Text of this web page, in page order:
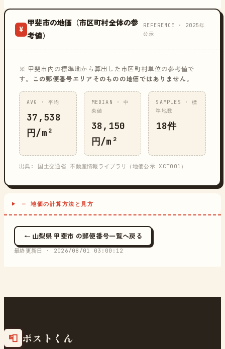
¥
甲斐市の地価（市区町村全体の参
考値）
REFERENCE · 2025年
公示
※ 甲斐市内の標準地から算出した市区町村単位の参考値で
す。
この郵便番号エリアそのものの地価ではありません。
AVG · 平均
37,538
円/m²
MEDIAN · 中
央値
38,150
円/m²
SAMPLES · 標
準地数
18件
出典: 国土交通省 不動産情報ライブラリ（地価公示 XCT001）
─ 地価の計算方法と見方
← 山梨県 甲斐市 の郵便番号一覧へ戻る
最終更新日 · 2026/08/01 03:00:12
📮 ポストくん